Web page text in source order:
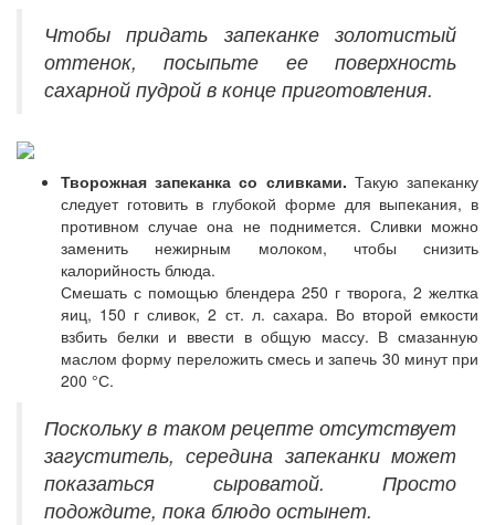
Чтобы придать запеканке золотистый
оттенок, посыпьте ее поверхность
сахарной пудрой в конце приготовления.
Творожная запеканка со сливками. Такую запеканку
следует готовить в глубокой форме для выпекания, в
противном случае она не поднимется. Сливки можно
заменить нежирным молоком, чтобы снизить
калорийность блюда.
Смешать с помощью блендера 250 г творога, 2 желтка
яиц, 150 г сливок, 2 ст. л. сахара. Во второй емкости
взбить белки и ввести в общую массу. В смазанную
маслом форму переложить смесь и запечь 30 минут при
200 °С.
Поскольку в таком рецепте отсутствует
загуститель, середина запеканки может
показаться сыроватой. Просто
подождите, пока блюдо остынет.